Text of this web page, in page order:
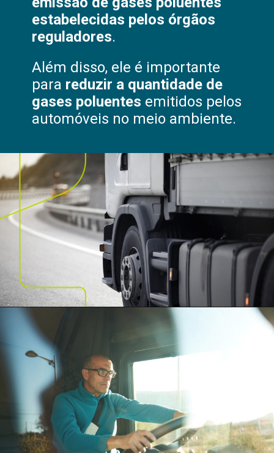
estabelecidas pelos órgãos
reguladores.
Além disso, ele é importante
para reduzir a quantidade de
gases poluentes emitidos pelos
automóveis no meio ambiente.